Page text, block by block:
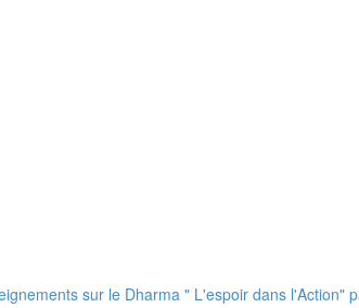
sur le Dharma " L'espoir dans l'Action"